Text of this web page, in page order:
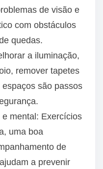
de visão e
com obstáculos
quedas.
a iluminação,
remover tapetes
são passos
mental: Exercícios
uma boa
de
a prevenir